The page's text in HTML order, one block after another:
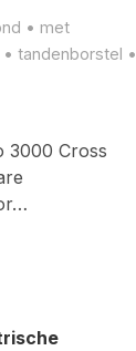
• met
tandenborstel •
3000 Cross